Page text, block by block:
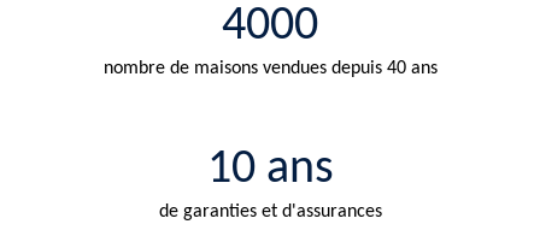
4000
nombre de maisons vendues depuis 40 ans
10 ans
de garanties et d'assurances